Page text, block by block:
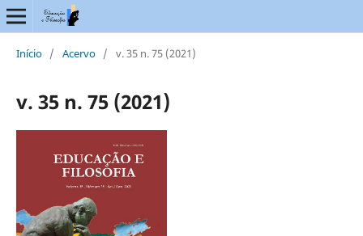
Início / Acervo / v. 35 n. 75 (2021)
v. 35 n. 75 (2021)